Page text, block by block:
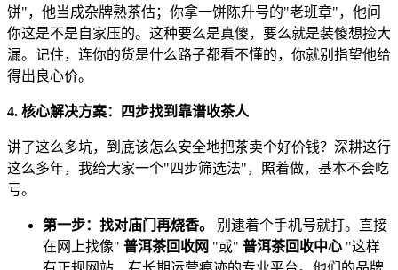
饼"，他当成杂牌熟茶估；你拿一饼陈升号的"老班章"，他问
你这是不是自家压的。这种要么是真傻，要么就是装傻想捡大
漏。记住，连你的货是什么路子都看不懂的，你就别指望他给
得出良心价。
4. 核心解决方案：四步找到靠谱收茶人
讲了这么多坑，到底该怎么安全地把茶卖个好价钱？深耕这行
这么多年，我给大家一个"四步筛选法"，照着做，基本不会吃
亏。
第一步：找对庙门再烧香。
别逮着个手机号就打。直接
在网上找像" 普洱茶回收网 "或" 普洱茶回收中心 "这样